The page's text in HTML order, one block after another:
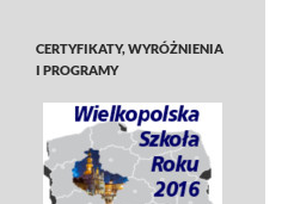
CERTYFIKATY, WYRÓŻNIENIA
I PROGRAMY